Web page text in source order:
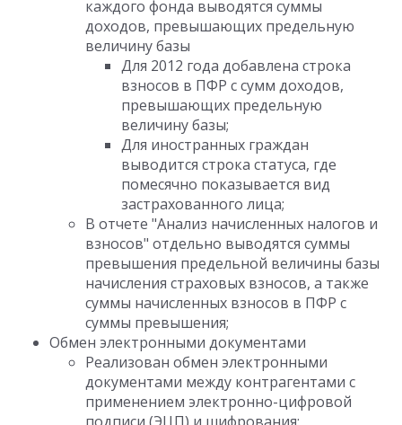
каждого фонда выводятся суммы
доходов, превышающих предельную
величину базы
Для 2012 года добавлена строка
взносов в ПФР с сумм доходов,
превышающих предельную
величину базы;
Для иностранных граждан
выводится строка статуса, где
помесячно показывается вид
застрахованного лица;
В отчете "Анализ начисленных налогов и
взносов" отдельно выводятся суммы
превышения предельной величины базы
начисления страховых взносов, а также
суммы начисленных взносов в ПФР с
суммы превышения;
Обмен электронными документами
Реализован обмен электронными
документами между контрагентами с
применением электронно-цифровой